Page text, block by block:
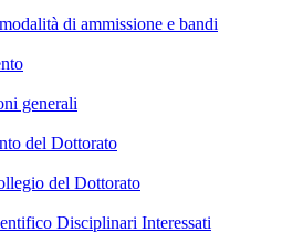
di ammissione e bandi
generali
del Dottorato
del Dottorato
Disciplinari Interessati